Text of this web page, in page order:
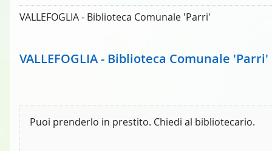
VALLEFOGLIA - Biblioteca Comunale 'Parri'
VALLEFOGLIA - Biblioteca Comunale 'Parri'
Puoi prenderlo in prestito. Chiedi al bibliotecario.